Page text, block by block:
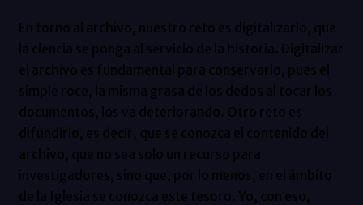
En torno al archivo, nuestro reto es digitalizarlo, que
la ciencia se ponga al servicio de la historia. Digitalizar
el archivo es fundamental para conservarlo, pues el
simple roce, la misma grasa de los dedos al tocar los
documentos, los va deteriorando. Otro reto es
difundirlo, es decir, que se conozca el contenido del
archivo, que no sea solo un recurso para
investigadores, sino que, por lo menos, en el ámbito
de la Iglesia se conozca este tesoro. Yo, con eso,